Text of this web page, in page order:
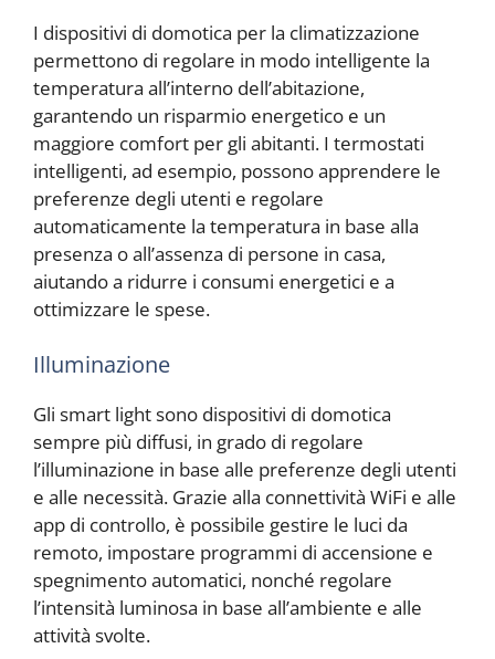
I dispositivi di domotica per la climatizzazione
permettono di regolare in modo intelligente la
temperatura all’interno dell’abitazione,
garantendo un risparmio energetico e un
maggiore comfort per gli abitanti. I termostati
intelligenti, ad esempio, possono apprendere le
preferenze degli utenti e regolare
automaticamente la temperatura in base alla
presenza o all’assenza di persone in casa,
aiutando a ridurre i consumi energetici e a
ottimizzare le spese.
Illuminazione
Gli smart light sono dispositivi di domotica
sempre più diffusi, in grado di regolare
l’illuminazione in base alle preferenze degli utenti
e alle necessità. Grazie alla connettività WiFi e alle
app di controllo, è possibile gestire le luci da
remoto, impostare programmi di accensione e
spegnimento automatici, nonché regolare
l’intensità luminosa in base all’ambiente e alle
attività svolte.